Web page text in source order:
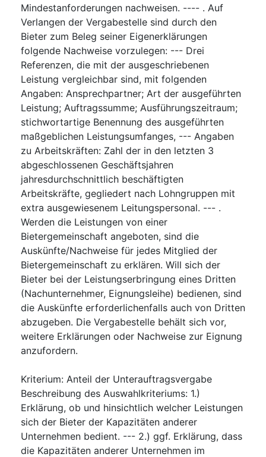
Mindestanforderungen nachweisen. ---- . Auf
Verlangen der Vergabestelle sind durch den
Bieter zum Beleg seiner Eigenerklärungen
folgende Nachweise vorzulegen: --- Drei
Referenzen, die mit der ausgeschriebenen
Leistung vergleichbar sind, mit folgenden
Angaben: Ansprechpartner; Art der ausgeführten
Leistung; Auftragssumme; Ausführungszeitraum;
stichwortartige Benennung des ausgeführten
maßgeblichen Leistungsumfanges, --- Angaben
zu Arbeitskräften: Zahl der in den letzten 3
abgeschlossenen Geschäftsjahren
jahresdurchschnittlich beschäftigten
Arbeitskräfte, gegliedert nach Lohngruppen mit
extra ausgewiesenem Leitungspersonal. --- .
Werden die Leistungen von einer
Bietergemeinschaft angeboten, sind die
Auskünfte/Nachweise für jedes Mitglied der
Bietergemeinschaft zu erklären. Will sich der
Bieter bei der Leistungserbringung eines Dritten
(Nachunternehmer, Eignungsleihe) bedienen, sind
die Auskünfte erforderlichenfalls auch von Dritten
abzugeben. Die Vergabestelle behält sich vor,
weitere Erklärungen oder Nachweise zur Eignung
anzufordern.
Kriterium: Anteil der Unterauftragsvergabe
Beschreibung des Auswahlkriteriums: 1.)
Erklärung, ob und hinsichtlich welcher Leistungen
sich der Bieter der Kapazitäten anderer
Unternehmen bedient. --- 2.) ggf. Erklärung, dass
die Kapazitäten anderer Unternehmen im